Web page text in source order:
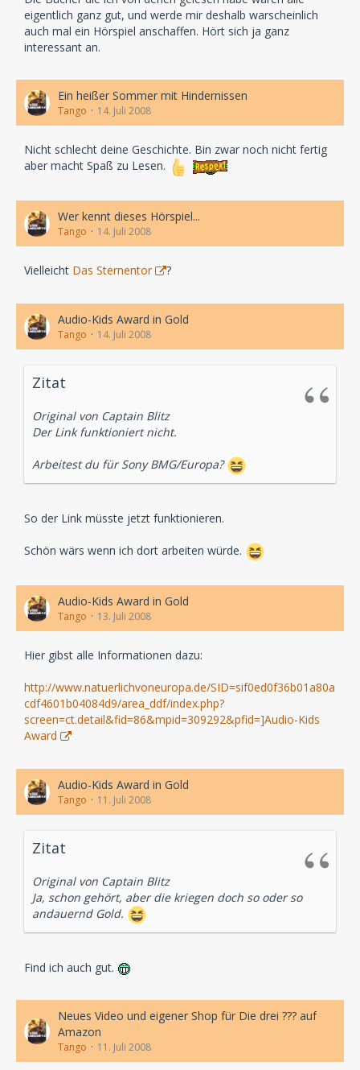
eigentlich ganz gut, und werde mir deshalb warscheinlich
auch mal ein Hörspiel anschaffen. Hört sich ja ganz
interessant an.
Ein heißer Sommer mit Hindernissen
Tango 14. Juli 2008
Nicht schlecht deine Geschichte. Bin zwar noch nicht fertig
aber macht Spaß zu Lesen.
Wer kennt dieses Hörspiel...
Tango 14. Juli 2008
Vielleicht Das Sternentor ?
Audio-Kids Award in Gold
Tango 14. Juli 2008
Zitat
Original von Captain Blitz
Der Link funktioniert nicht.
Arbeitest du für Sony BMG/Europa?
So der Link müsste jetzt funktionieren.
Schön wärs wenn ich dort arbeiten würde.
Audio-Kids Award in Gold
Tango 13. Juli 2008
Hier gibst alle Informationen dazu:
http://www.natuerlichvoneuropa.de/SID=sif0ed0f36b01a80a
cdf4601b04084d9/area_ddf/index.php?
screen=ct.detail&fid=86&mpid=309292&pfid=]Audio-Kids
Award
Audio-Kids Award in Gold
Tango 11. Juli 2008
Zitat
Original von Captain Blitz
Ja, schon gehört, aber die kriegen doch so oder so
andauernd Gold.
Find ich auch gut.
Neues Video und eigener Shop für Die drei ??? auf
Amazon
Tango 11. Juli 2008